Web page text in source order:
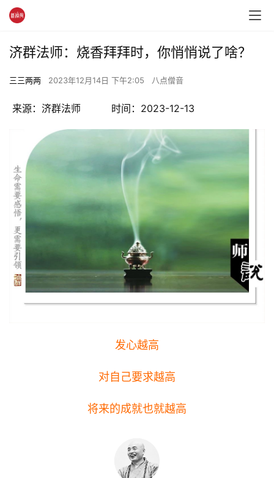
济群法师：烧香拜拜时，你悄悄说了啥？
三三两两 2023年12月14日 下午2:05 八点僧音
来源：济群法师          时间：2023-12-13
发心越高
对自己要求越高
将来的成就也就越高